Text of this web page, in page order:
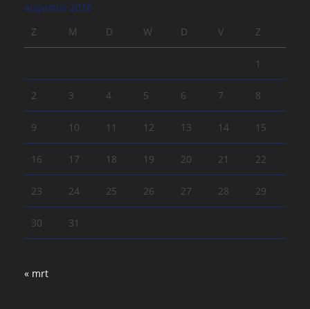
augustus 2026
Z
M D W D V Z
1
2 3 4 5 6 7 8
9 10 11 12 13 14 15
16 17 18 19 20 21 22
23 24 25 26 27 28 29
30 31
« mrt